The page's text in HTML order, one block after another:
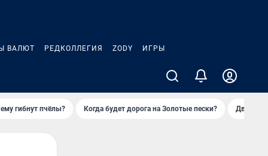
ВАЛЮТ РЕДКОЛЛЕГИЯ ZODY ИГРЫ
гибнут пчёлы? Когда будет дорога на Золотые пески? Двое